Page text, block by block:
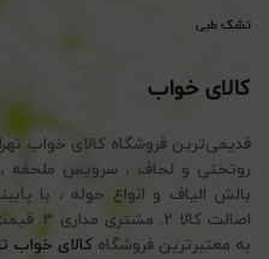
تشک طبی
کالای خواب
قدیمی‌ترین فروشگاه کالای خواب
روتختی و لحاف ، سرویس ملحفه
اصالت
به معتبرترین فروشگاه کالای خواب